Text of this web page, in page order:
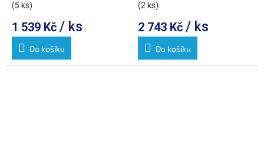
(5 ks)
1 539 Kč / ks
Do košíku
(2 ks)
2 743 Kč / ks
Do košíku